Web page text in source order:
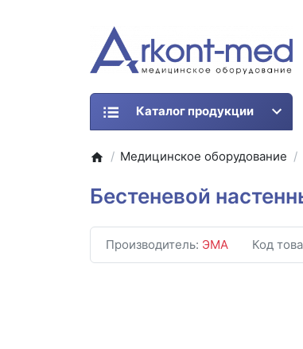
Каталог продукции
Медицинское оборудование
Бестеневой
Производитель: ЭМА Код